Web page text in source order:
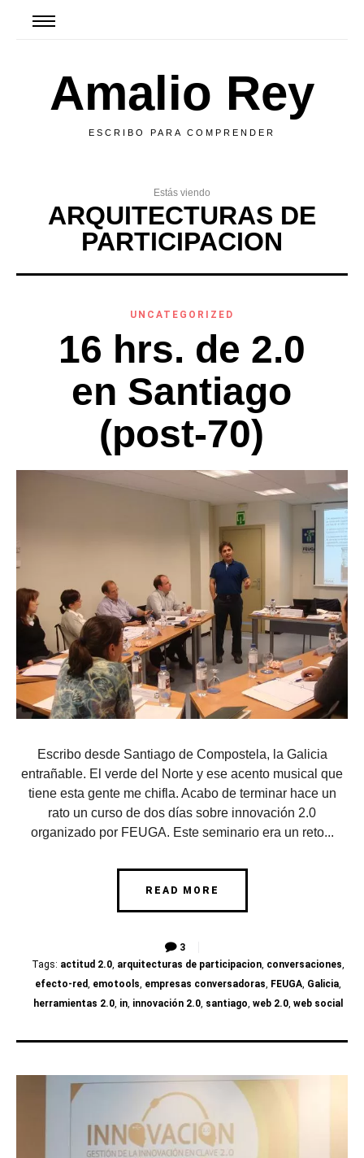
Amalio Rey
ESCRIBO PARA COMPRENDER
Estás viendo
ARQUITECTURAS DE
PARTICIPACION
UNCATEGORIZED
16 hrs. de 2.0
en Santiago
(post-70)
Escribo desde Santiago de Compostela, la Galicia
entrañable. El verde del Norte y ese acento musical que
tiene esta gente me chifla. Acabo de terminar hace un
rato un curso de dos días sobre innovación 2.0
organizado por FEUGA. Este seminario era un reto...
READ MORE
3
Tags: actitud 2.0, arquitecturas de participacion, conversaciones,
efecto-red, emotools, empresas conversadoras, FEUGA, Galicia,
herramientas 2.0, in, innovación 2.0, santiago, web 2.0, web social